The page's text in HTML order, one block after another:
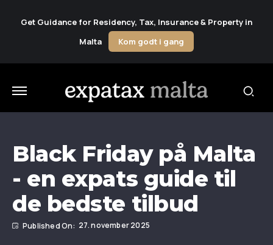
Get Guidance for Residency, Tax, Insurance & Property in
Malta
Kom godt i gang
Black Friday på Malta
- en expats guide til
de bedste tilbud
27. november 2025